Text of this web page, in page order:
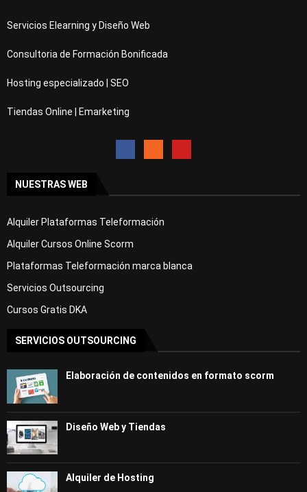
Servicios Elearning y Diseño Web
Consultoria de Formación Bonificada
Hosting especializado | SEO
Tiendas Online | Emarketing
NUESTRAS WEB
Alquiler Plataformas Teleformación
Alquiler Cursos Online Scorm
Plataformas Teleformación marca blanca
Servicios Outsourcing
Cursos Gratis DKA
SERVICIOS OUTSOURCING
Elaboración de contenidos en formato scorm
Diseño Web y Tiendas
Alquiler de Hosting